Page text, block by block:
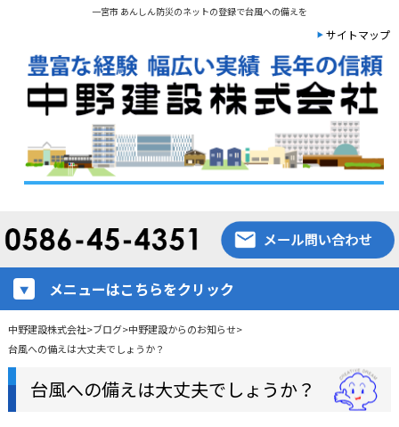
一宮市 あんしん防災のネットの登録で台風への備えを
サイトマップ
メニューはこちらをクリック
中野建設株式会社>ブログ>中野建設からのお知らせ>
台風への備えは大丈夫でしょうか？
台風への備えは大丈夫でしょうか？